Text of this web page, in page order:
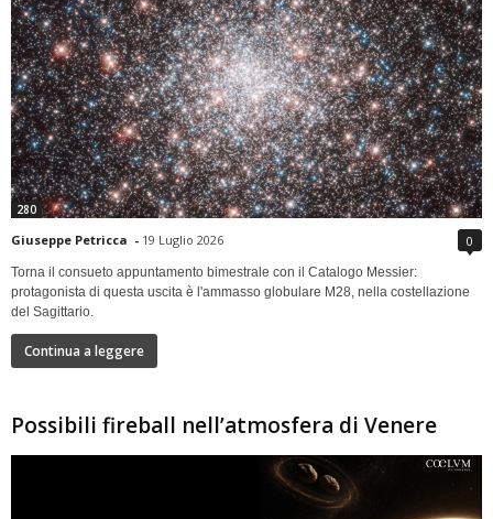
280
Giuseppe Petricca - 19 Luglio 2026 0
Torna il consueto appuntamento bimestrale con il Catalogo Messier:
protagonista di questa uscita è l'ammasso globulare M28, nella costellazione
del Sagittario.
Continua a leggere
Possibili fireball nell’atmosfera di Venere